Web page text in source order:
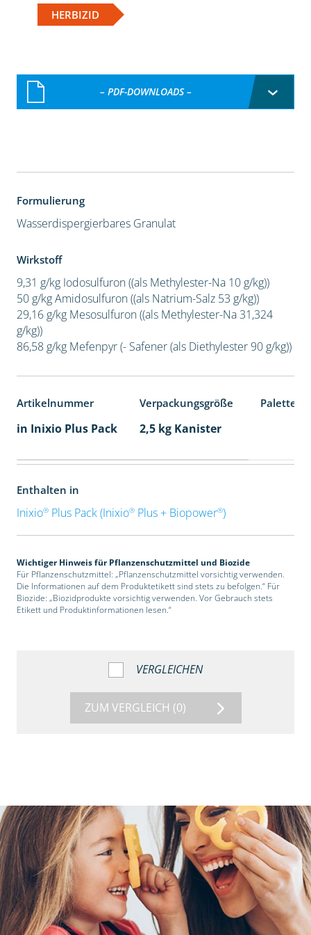
HERBIZID
– PDF-DOWNLOADS –
Formulierung
Wasserdispergierbares Granulat
Wirkstoff
9,31 g/kg Iodosulfuron ((als Methylester-Na 10 g/kg))
50 g/kg Amidosulfuron ((als Natrium-Salz 53 g/kg))
29,16 g/kg Mesosulfuron ((als Methylester-Na 31,324
g/kg))
86,58 g/kg Mefenpyr (- Safener (als Diethylester 90 g/kg))
Artikelnummer Verpackungsgröße
in Inixio Plus Pack 2,5 kg Kanister
Enthalten in
Inixio®Plus Pack (Inixio®Plus + Biopower®)
Wichtiger Hinweis für Pflanzenschutzmittel und Biozide
Für Pflanzenschutzmittel: „Pflanzenschutzmittel vorsichtig verwenden.
Die Informationen auf dem Produktetikett sind stets zu befolgen.“ Für
Biozide: „Biozidprodukte vorsichtig verwenden. Vor Gebrauch stets
Etikett und Produktinformationen lesen.“
VERGLEICHEN
ZUM VERGLEICH (0)